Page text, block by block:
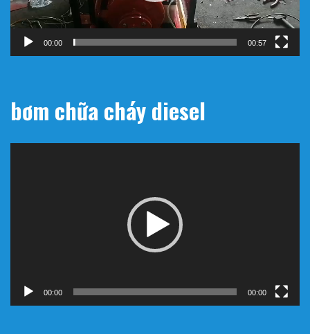
00:00 00:57
bơm chữa cháy diesel
00:00 00:00